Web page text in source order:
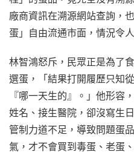
廠商資訊在溯源網站查詢，
蛋」自由流通市面，情況令
林智鴻怒斥，民眾正是為了
選蛋，「結果打開履歷只知
『哪一天生的』。」他形容
姓名、接生醫院，卻沒寫生
管制力道不足，導致問題蛋
氣，才不會買到毒蛋、老蛋、